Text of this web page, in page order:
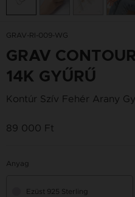
GRAV-RI-009-WG
GRAV
14K GYŰRŰ
Kontúr Szív Fehér Arany
89 000 Ft
Anyag
Ezüst 925 Sterling